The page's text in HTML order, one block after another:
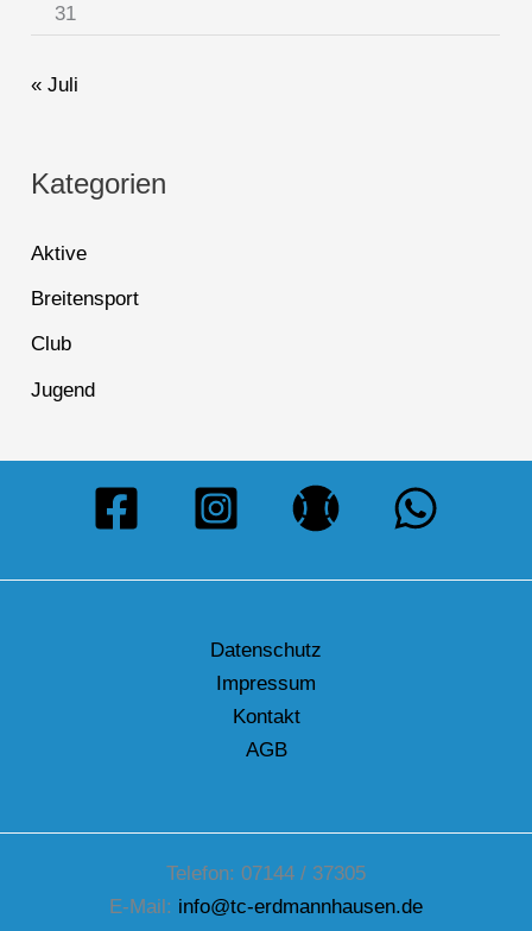
31
« Juli
Kategorien
Aktive
Breitensport
Club
Jugend
Datenschutz
Impressum
Kontakt
AGB
Telefon: 07144 / 37305
E-Mail: info@tc-erdmannhausen.de